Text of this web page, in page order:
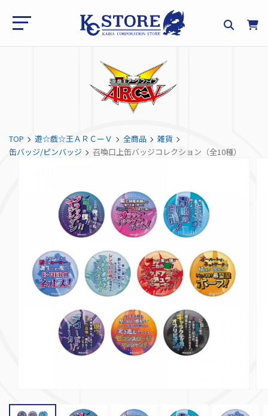
TOP 遊☆戯☆王ＡＲＣーＶ 全商品
雑貨
缶バッジ/ピンバッジ
召喚口上缶バッジコレクション（全10種）